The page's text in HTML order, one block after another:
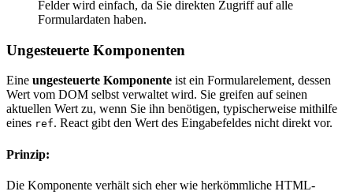
Felder wird einfach, da Sie direkten Zugriff auf alle
Formulardaten haben.
Ungesteuerte Komponenten
Eine ungesteuerte Komponente ist ein Formularelement, dessen
Wert vom DOM selbst verwaltet wird. Sie greifen auf seinen
aktuellen Wert zu, wenn Sie ihn benötigen, typischerweise mithilfe
eines ref. React gibt den Wert des Eingabefeldes nicht direkt vor.
Prinzip:
Die Komponente verhält sich eher wie herkömmliche HTML-